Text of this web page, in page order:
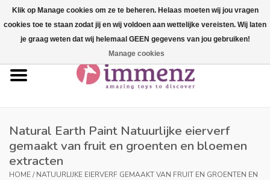
NIEUW in ons assortiment!
Onze merken
Professionals
Natural Earth Paint Natuurlijke eierverf
gemaakt van fruit en groenten en bloemen
extracten
HOME/NATUURLIJKE EIERVERF GEMAAKT VAN FRUIT EN GROENTEN EN
Klik op Manage cookies om ze te beheren. Helaas moeten wij jou vragen
cookies toe te staan zodat jij en wij voldoen aan wettelijke vereisten. Wij laten
je graag weten dat wij helemaal GEEN gegevens van jou gebruiken!
Manage cookies